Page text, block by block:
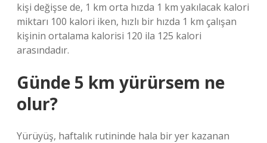
kişi değişse de, 1 km orta hızda 1 km yakılacak kalori
miktarı 100 kalori iken, hızlı bir hızda 1 km çalışan
kişinin ortalama kalorisi 120 ila 125 kalori
arasındadır.
Günde 5 km yürürsem ne
olur?
Yürüyüş, haftalık rutininde hala bir yer kazanan